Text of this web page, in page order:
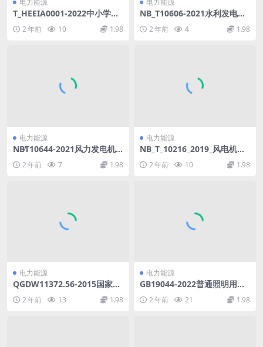
电力能源
T_HEEIA0001-2022中小学及
幼儿园教室照明验收规范.pdf
2 年前 10 1.98
电力能源
NB_T10606-2021水利发电厂
直流电源系统设计规范(20.39
MB)pdf
2 年前 4 1.98
电力能源
NB∕T10644-2021风力发电机
MB)pdf
2 年前 7 1.98
电力能源
NB_T_10216_2019_风电机组
2 年前 10 1.98
电力能源
QGDW11372.56-2015国家电
网公司技能人员岗位能力培训
规范第56部分：水工监测(24.
2 年前 13 1.98
电力能源
GB19044-2022普通照明用荧
光灯能效限定值及能效等级(1.
94MB)pdf
2 年前 21 1.98